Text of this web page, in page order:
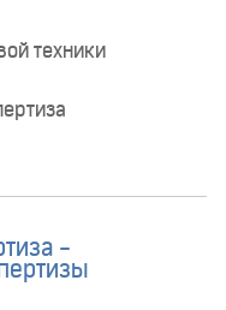
техники
-